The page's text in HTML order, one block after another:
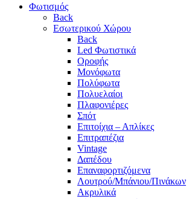
Φωτισμός
Back
Εσωτερικού Χώρου
Back
Led Φωτιστικά
Οροφής
Μονόφωτα
Πολύφωτα
Πολυελαίοι
Πλαφονιέρες
Σπότ
Επιτοίχια – Απλίκες
Επιτραπέζια
Vintage
Δαπέδου
Επαναφορτιζόμενα
Λουτρού/Μπάνιου/Πινάκων
Ακρυλικά